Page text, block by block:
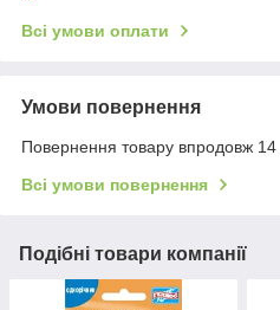
Всі умови оплати
Умови повернення
Повернення товару впродовж 14
Всі умови повернення
Подібні товари компанії